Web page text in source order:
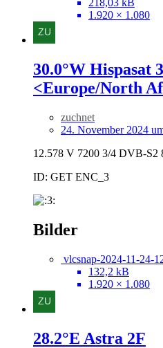
218,03 kB
1.920 × 1.080
30.0°W Hispasat
<Europe/North
zuchnet
24. November 2024
12.578 V 7200 3/4 DVB-S2
ID: GET ENC_3
Bilder
vlcsnap-2024-11-24-
132,2 kB
1.920 × 1.080
28.2°E Astra 2F